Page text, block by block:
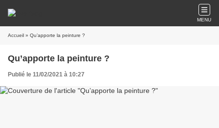
MENU
Accueil » Qu’apporte la peinture ?
Qu’apporte la peinture ?
Publié le 11/02/2021 à 10:27